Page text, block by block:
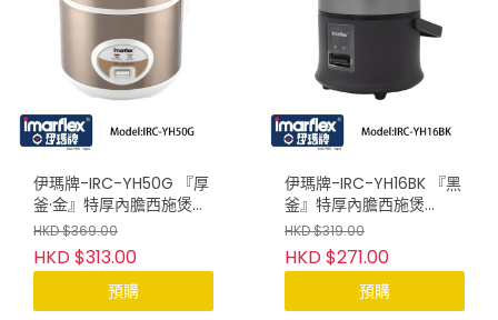
伊瑪牌-IRC-YH50G 『厚
釜·金』特厚內膽西施煲
(1.8L)
HKD $369.00
HKD $313.00
預購
伊瑪牌-IRC-YH16BK 『黑
釜』特厚內膽西施煲
(0.8L)
HKD $319.00
HKD $271.00
預購